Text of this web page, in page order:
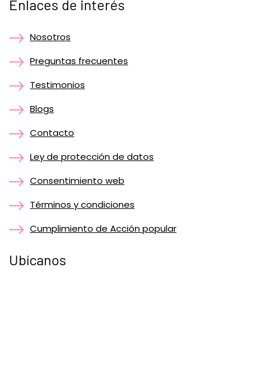
Enlaces de interés
Nosotros
Preguntas frecuentes
Testimonios
Blogs
Contacto
Ley de protección de datos
Consentimiento web
Términos y condiciones
Cumplimiento de Acción popular
Ubícanos